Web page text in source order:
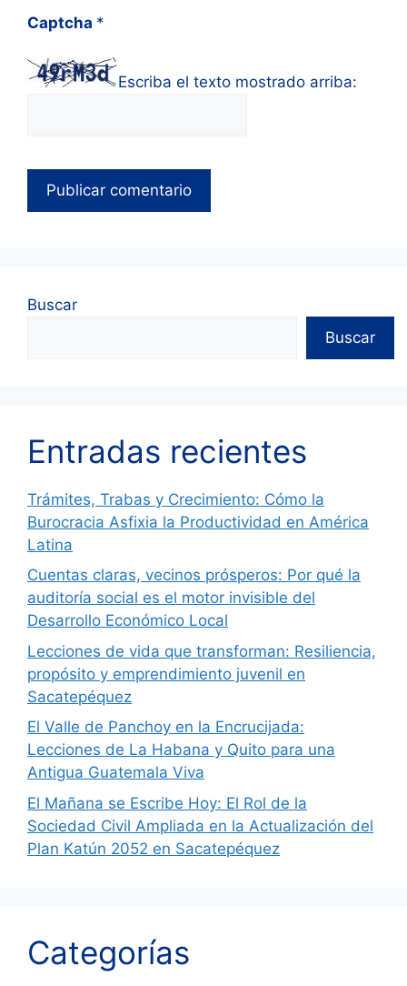
Captcha *
Escriba el texto mostrado arriba:
Buscar
Buscar
Entradas recientes
Trámites, Trabas y Crecimiento: Cómo la
Burocracia Asfixia la Productividad en América
Latina
Cuentas claras, vecinos prósperos: Por qué la
auditoría social es el motor invisible del
Desarrollo Económico Local
Lecciones de vida que transforman: Resiliencia,
propósito y emprendimiento juvenil en
Sacatepéquez
El Valle de Panchoy en la Encrucijada:
Lecciones de La Habana y Quito para una
Antigua Guatemala Viva
El Mañana se Escribe Hoy: El Rol de la
Sociedad Civil Ampliada en la Actualización del
Plan Katún 2052 en Sacatepéquez
Categorías